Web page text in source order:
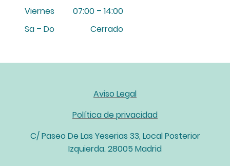
Viernes
07:00 – 14:00
Sa – Do
Cerrado
Aviso Legal
Política de privacidad
C/ Paseo De Las Yeserias 33, Local Posterior
Izquierda. 28005 Madrid